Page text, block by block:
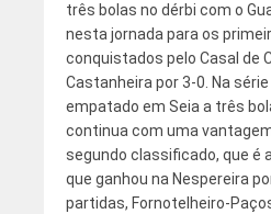
três bolas no dérbi com o
nesta jornada para os
conquistados pelo Casal de
Castanheira por 3-0. Na
empatado em Seia a três
continua com uma
segundo classificado, que é
que ganhou na Nespereira
partidas, Fornotelheiro-